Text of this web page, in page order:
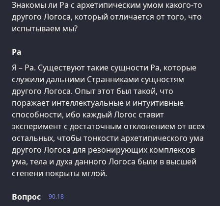
Знакомы ли Ра с архетипическим умом какого-то
другого Логоса, который отличается от того, что
испытываем мы?
Ра
Я – Ра. Существуют такие сущности Ра, которые
служили дальними Странниками сущностям
другого Логоса. Опыт этот был такой, что
поражает интеллектуальные и интуитивные
способности, ибо каждый Логос ставит
эксперимент с достаточным отклонением от всех
остальных, чтобы тонкости архетипического ума
другого Логоса для резонирующих комплексов
ума, тела и духа данного Логоса были в высшей
степени покрыты мглой.
90.18
Вопрос